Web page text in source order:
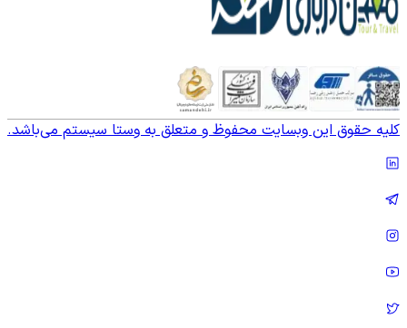
کلیه حقوق این وبسایت محفوظ و متعلق به وستا سیستم می‌باشد.